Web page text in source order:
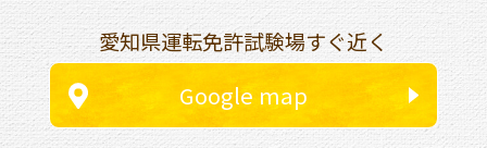
愛知県運転免許試験場すぐ近く
Google map